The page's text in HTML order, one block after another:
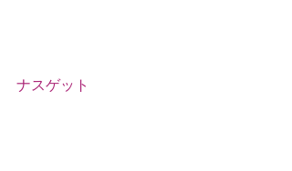
ナスゲット